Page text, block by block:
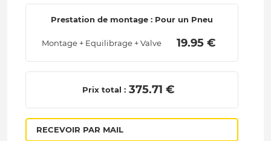
Prestation de montage : Pour un Pneu
Montage + Equilibrage + Valve 19.95 €
Prix total : 375.71 €
RECEVOIR PAR MAIL